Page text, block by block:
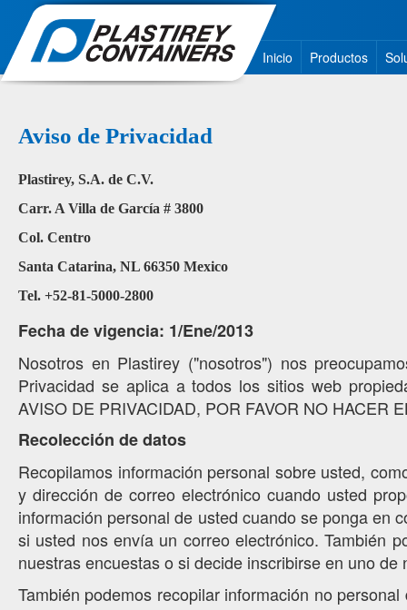
Inicio Productos
Aviso de Privacidad
Plastirey, S.A. de C.V.
Carr. A Villa de García # 3800
Col. Centro
Santa Catarina, NL 66350 Mexico
Tel. +52-81-5000-2800
Fecha de vigencia: 1/Ene/2013
Nosotros en Plastirey ("nosotros") nos
Privacidad se aplica a todos los sitios web
AVISO DE PRIVACIDAD, POR FAVOR NO HACER
Recolección de datos
Recopilamos información personal sobre usted,
y dirección de correo electrónico cuando usted
información personal de usted cuando se ponga en
si usted nos envía un correo electrónico. También
nuestras encuestas o si decide inscribirse en uno de
También podemos recopilar información no